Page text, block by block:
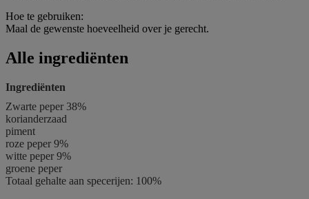
Hoe te gebruiken:
Maal de gewenste hoeveelheid over je gerecht.
Alle ingrediënten
Ingrediënten
Zwarte peper 38%
korianderzaad
piment
roze peper 9%
witte peper 9%
groene peper
Totaal gehalte aan specerijen: 100%